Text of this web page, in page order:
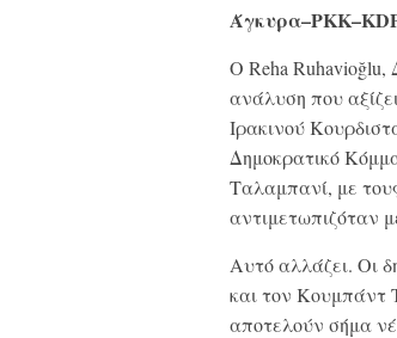
Ο Reha
ανάλυση που
Ιρακινού
Δημοκρατικό
Ταλαμπανί, με
αντιμετωπιζόταν
Αυτό αλλάζει. Οι
και τον Κουμπάντ
αποτελούν σήμα